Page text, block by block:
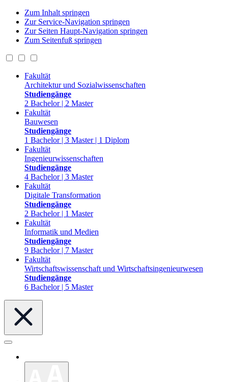
Zum Inhalt springen
Zur Service-Navigation springen
Zur Seiten Haupt-Navigation springen
Zum Seitenfuß springen
Fakultät
Architektur und Sozialwissenschaften
Studiengänge
2 Bachelor | 2 Master
Fakultät
Bauwesen
Studiengänge
1 Bachelor | 3 Master | 1 Diplom
Fakultät
Ingenieurwissenschaften
Studiengänge
4 Bachelor | 3 Master
Fakultät
Digitale Transformation
Studiengänge
2 Bachelor | 1 Master
Fakultät
Informatik und Medien
Studiengänge
9 Bachelor | 7 Master
Fakultät
Wirtschaftswissenschaft und Wirtschaftsingenieurwesen
Studiengänge
6 Bachelor | 5 Master